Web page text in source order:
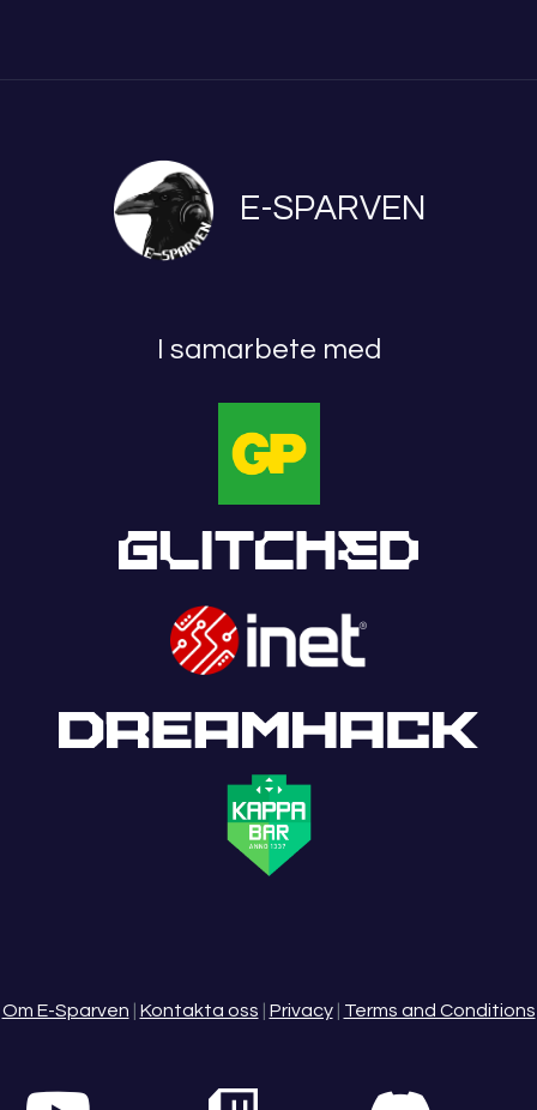
E-SPARVEN
I samarbete med
Om E-Sparven Kontakta oss Privacy| Terms and Conditions